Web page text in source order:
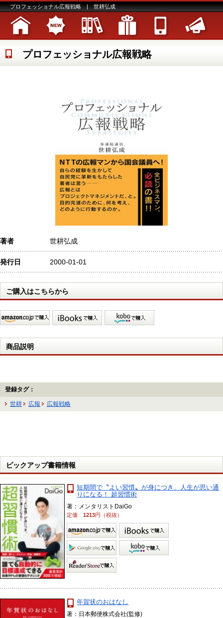
プロフェッショナル広報戦略 | 世耕弘成
プロフェッショナル広報戦略
著者 世耕弘成
発行日 2000-01-01
ご購入はこちらから
商品説明
登録タグ：
世耕 広報 広報戦略
ピックアップ書籍情報
短期間で〝よい習慣〟が身につき、人生が思い通
りになる！ 超習慣術
著：メンタリストDaiGo
定価1213円（税抜）
年賀状のおはなし
著：日本郵便株式会社(監修)